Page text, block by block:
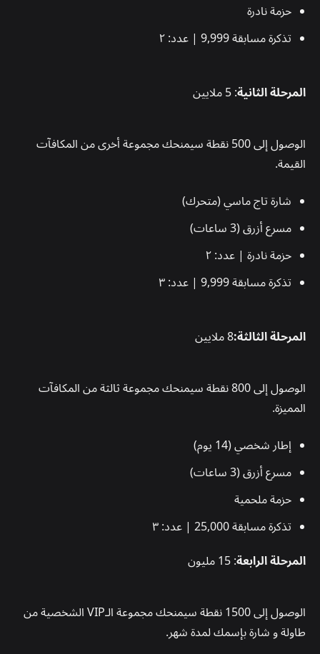
حزمة نادرة
تذكرة مسابقة 9,999 | عدد: ٢
المرحلة الثانية: 5 ملايين
الوصول إلى 500 نقطة سيمنحك مجموعة أخرى من المكافآت
القيمة.
شارة تاج ماسي (متحرك)
مسرع أزرق (3 ساعات)
حزمة نادرة | عدد: ٢
تذكرة مسابقة 9,999 | عدد: ٣
المرحلة الثالثة:8 ملايين
الوصول إلى 800 نقطة سيمنحك مجموعة ثالثة من المكافآت
المميزة.
إطار شخصي (14 يوم)
مسرع أزرق (3 ساعات)
حزمة ملحمية
تذكرة مسابقة 25,000 | عدد: ٣
المرحلة الرابعة: 15 مليون
الوصول إلى 1500 نقطة سيمنحك مجموعة الـVIP الشخصية من
طاولة و شارة بإسمك لمدة شهر.